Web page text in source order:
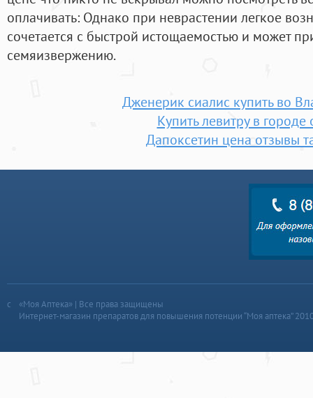
оплачивать: Однако при неврастении легкое
сочетается с быстрой истощаемостью и может
семяизвержению.
Дженерик сиалис купить во
Купить левитру в городе
Дапоксетин цена отзывы
«Моя Аптека» | Все права защищены
Интернет-магазин препаратов для повышения потенции “Моя аптека”